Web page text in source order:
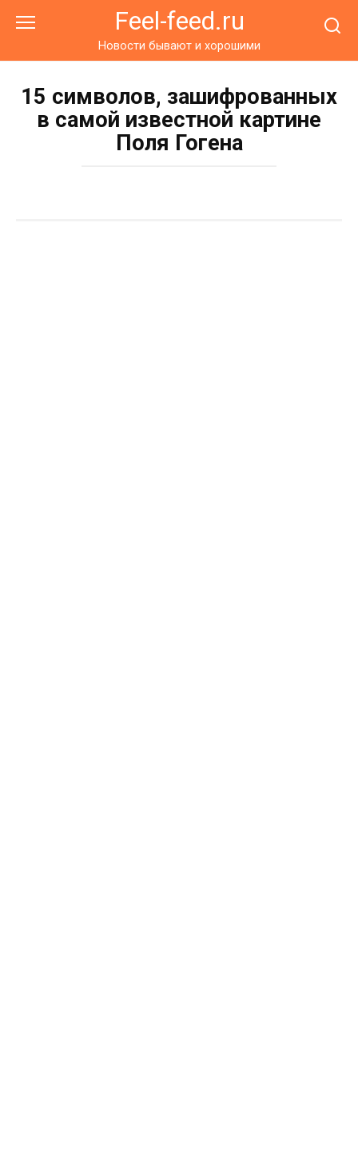
Feel-feed.ru
Новости бывают и хорошими
15 символов, зашифрованных
в самой известной картине
Поля Гогена